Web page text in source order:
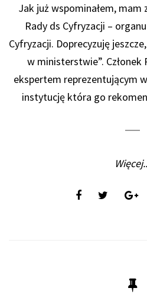
Jak już wspominałem, mam
Rady ds Cyfryzacji –
Cyfryzacji. Doprecyzuję
w ministerstwie”. Członek
ekspertem reprezentującym
instytucję która go